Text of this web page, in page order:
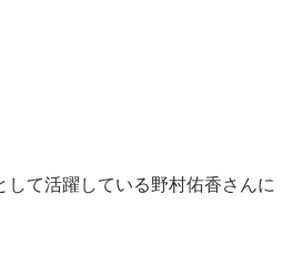
して活躍している野村佑香さんに